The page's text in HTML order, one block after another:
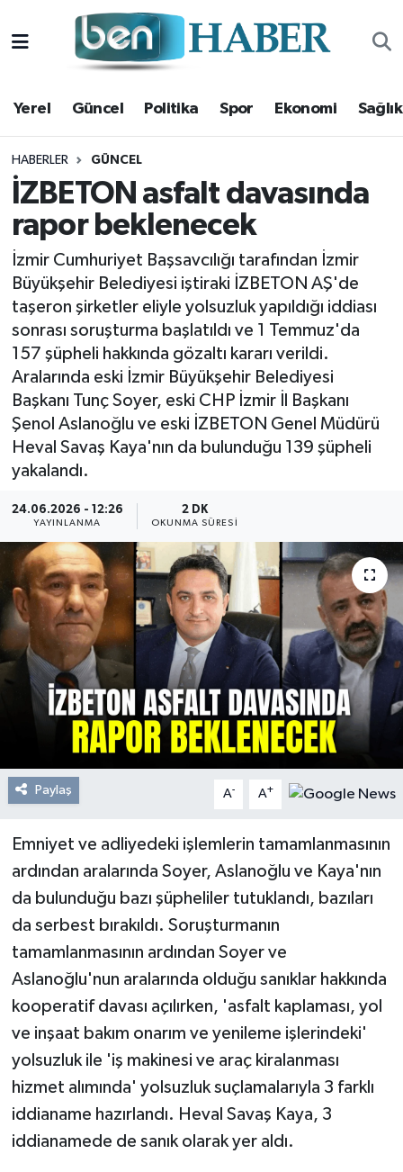
Yerel Güncel Politika Spor Ekonomi Sağlık
HABERLER GÜNCEL
İZBETON asfalt davasında
rapor beklenecek
İzmir Cumhuriyet Başsavcılığı tarafından İzmir
Büyükşehir Belediyesi iştiraki İZBETON AŞ'de
taşeron şirketler eliyle yolsuzluk yapıldığı iddiası
sonrası soruşturma başlatıldı ve 1 Temmuz'da
157 şüpheli hakkında gözaltı kararı verildi.
Aralarında eski İzmir Büyükşehir Belediyesi
Başkanı Tunç Soyer, eski CHP İzmir İl Başkanı
Şenol Aslanoğlu ve eski İZBETON Genel Müdürü
Heval Savaş Kaya'nın da bulunduğu 139 şüpheli
yakalandı.
24.06.2026 - 12:26
YAYINLANMA
2 DK
OKUNMA SÜRESI
Paylaş A- A+
Emniyet ve adliyedeki işlemlerin tamamlanmasının
ardından aralarında Soyer, Aslanoğlu ve Kaya'nın
da bulunduğu bazı şüpheliler tutuklandı, bazıları
da serbest bırakıldı. Soruşturmanın
tamamlanmasının ardından Soyer ve
Aslanoğlu'nun aralarında olduğu sanıklar hakkında
kooperatif davası açılırken, 'asfalt kaplaması, yol
ve inşaat bakım onarım ve yenileme işlerindeki'
yolsuzluk ile 'iş makinesi ve araç kiralanması
hizmet alımında' yolsuzluk suçlamalarıyla 3 farklı
iddianame hazırlandı. Heval Savaş Kaya, 3
iddianamede de sanık olarak yer aldı.
Yerel
Güncel
Politika
Spor
Ekonomi
Sağlık
Magazin
Resmi Reklam
Röportajlar
Hava Durumu
Trafik Durumu
Süper Lig Puan Durumu ve Fikstür
Tüm Manşetler
Son Dakika Haberleri
Haber Arşivi